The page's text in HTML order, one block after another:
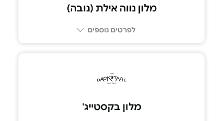
מלון נווה אילת (נובה)
לפרטים נוספים
מלון בקסטייג'